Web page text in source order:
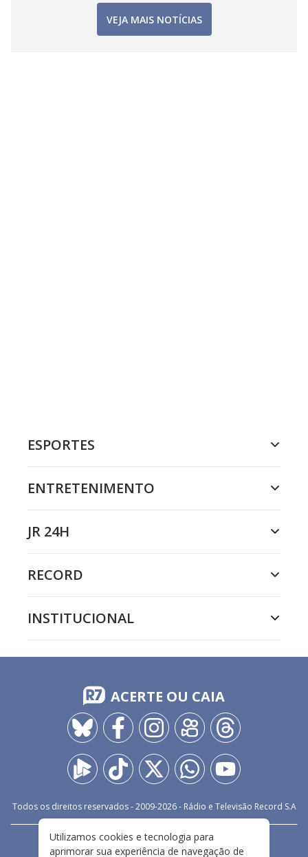
VEJA MAIS NOTÍCIAS
ESPORTES
ENTRETENIMENTO
JR 24H
RECORD
INSTITUCIONAL
ACERTE OU CAIA
Todos os direitos reservados - 2009-2026- Rádio e Televisão Record S.A
FALE CONOSCO
PRIVACIDADE
Utilizamos cookies e tecnologia para
aprimorar sua experiência de navegação de